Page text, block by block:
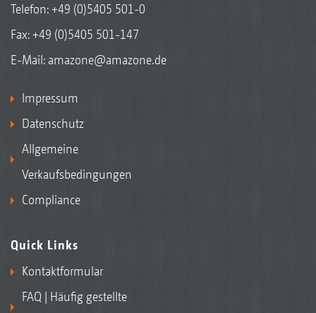
Telefon:+49 (0)5405 501-0
Fax: +49 (0)5405 501-147
E-Mail: amazone@amazone.de
Impressum
Datenschutz
Allgemeine
Verkaufsbedingungen
Compliance
Quick Links
Kontaktformular
FAQ | Häufig gestellte